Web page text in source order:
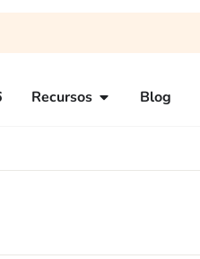
Recursos Blog